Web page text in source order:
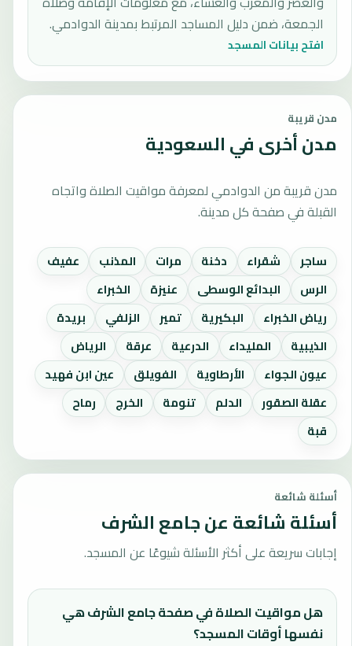
الجمعة، ضمن دليل المساجد المرتبط بمدينة الدوادمي.
افتح بيانات المسجد
مدن قريبة
مدن أخرى في السعودية
مدن قريبة من الدوادمي لمعرفة مواقيت الصلاة واتجاه
القبلة في صفحة كل مدينة.
ساجر شقراء دخنة مرات المذنب
عفيف
الرس
البدائع الوسطى عنيزة
الخبراء
رياض الخبراء
البكيرية تمير الزلفي
بريدة
الذيبية
المليداء الدرعية عرقة
الرياض
عيون الجواء
الأرطاوية الفويلق
عين ابن فهيد
عقلة الصقور
الدلم تنومة الخرج
رماح
قبة
أسئلة شائعة
أسئلة شائعة عن جامع الشرف
إجابات سريعة على أكثر الأسئلة شيوعًا عن المسجد.
هل مواقيت الصلاة في صفحة جامع الشرف هي
نفسها أوقات المسجد؟